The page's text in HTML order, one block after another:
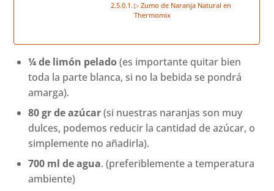
▷ Zumo de Naranja Natural en
Thermomix
¼ de limón pelado(es importante quitar bien
toda la parte blanca, si no la bebida se pondrá
amarga).
80 gr de azúcar(si nuestras naranjas son muy
dulces, podemos reducir la cantidad de azúcar, o
simplemente no añadirla).
700 ml de agua. (preferiblemente a temperatura
ambiente)